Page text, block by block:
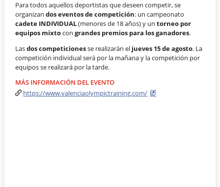
Para todos aquellos deportistas que deseen competir, se
organizandos eventos de competición: un campeonato
cadete INDIVIDUAL(menores de 18 años) y untorneo por
equipos mixtocongrandes premios para los ganadores.
Lasdos competicionesse realizarán el jueves 15 de agosto. La
competición individual será por la mañana y la competición por
equipos se realizará por la tarde.
MÁS INFORMACIÓN DEL EVENTO
https://www.valenciaolympictraining.com/